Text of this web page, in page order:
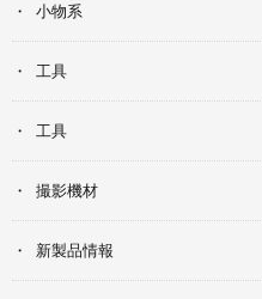
小物系
工具
工具
撮影機材
新製品情報